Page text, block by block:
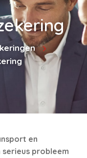
en
probleem